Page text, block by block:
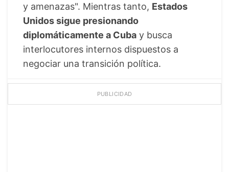
y amenazas". Mientras tanto, Estados
Unidos sigue presionando
diplomáticamente a Cuba y busca
interlocutores internos dispuestos a
negociar una transición política.
PUBLICIDAD